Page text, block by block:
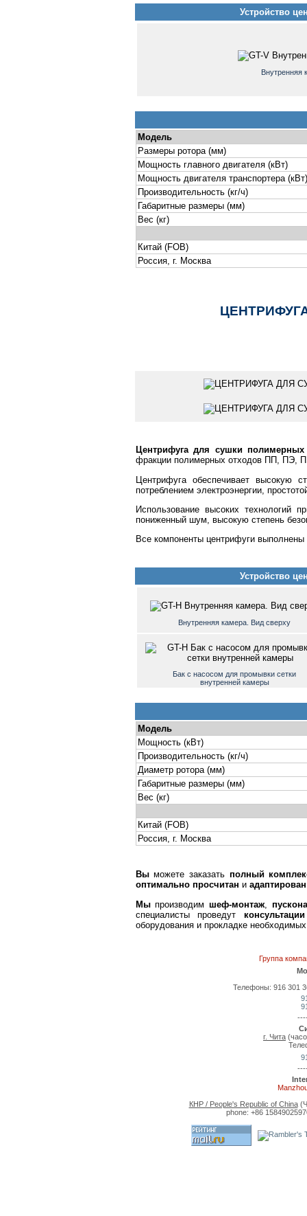
Устройство
Внутренняя
Модель
Размеры ротора (мм)
Мощность главного двигателя (кВт)
Мощность двигателя транспортера (кВт)
Производительность (кг/ч)
Габаритные размеры (мм)
Вес (кг)
Китай (FOB)
Россия, г. Москва
Центрифуга для сушки полимерных
фракции полимерных отходов ПП, ПЭ,
Центрифуга обеспечивает высокую
потреблением электроэнергии,
Использование высоких технологий
пониженный шум, высокую степень
Все компоненты центрифуги
Устройство
Внутренняя камера. Вид сверху
Бак c насосом для промывки сетки
внутренней камеры
Модель
Мощность (кВт)
Производительность (кг/ч)
Диаметр ротора (мм)
Габаритные размеры (мм)
Вес (кг)
Китай (FOB)
Россия, г. Москва
Выможете заказать полный
оптимально просчитан и адаптирован
Мыпроизводим шеф-монтаж,
специалисты проведутконсультации
оборудования и прокладке
Группа
Телефоны: 916 301
г. Чита
КНР / People's Republic of China
phone: +86